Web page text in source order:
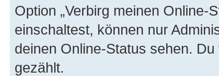
Option „Verbirg meinen Online-
einschaltest, können nur
deinen Online-Status sehen.
gezählt.